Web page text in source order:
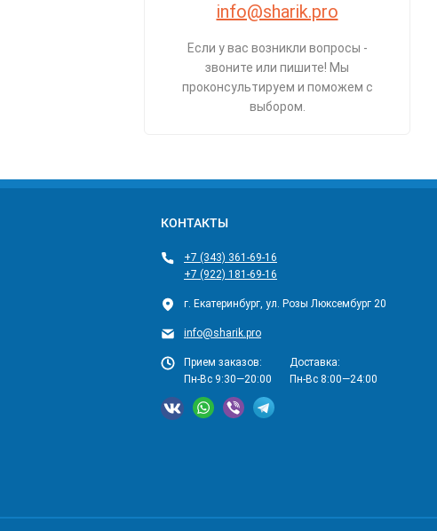
info@sharik.pro
Если у вас возникли вопросы -
звоните или пишите! Мы
проконсультируем и поможем с
выбором.
КОНТАКТЫ
+7 (343) 361-69-16
+7 (922) 181-69-16
г. Екатеринбург, ул. Розы Люксембург 20
info@sharik.pro
Прием заказов:
Пн-Вс 9:30—20:00
Доставка:
Пн-Вс 8:00—24:00